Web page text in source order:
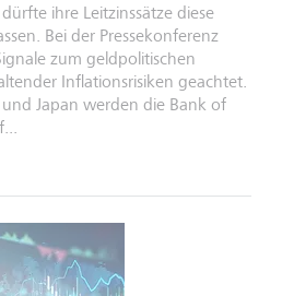
ihre Leitzinssätze diese
Bei der Pressekonferenz
zum geldpolitischen
Inflationsrisiken geachtet.
Japan werden die Bank of